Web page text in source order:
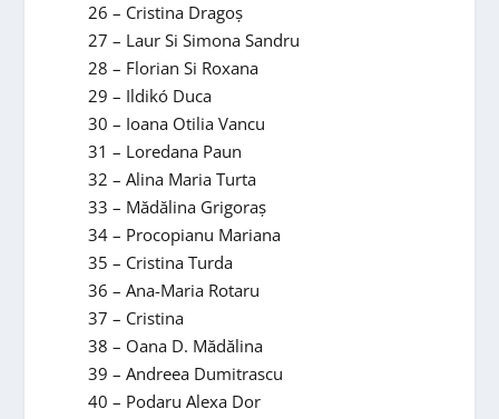
26 – Cristina Dragoş
27 – Laur Si Simona Sandru
28 – Florian Si Roxana
29 – Ildikó Duca
30 – Ioana Otilia Vancu
31 – Loredana Paun
32 – Alina Maria Turta
33 – Mădălina Grigoraş
34 – Procopianu Mariana
35 – Cristina Turda
36 – Ana-Maria Rotaru
37 – Cristina
38 – Oana D. Mădălina
39 – Andreea Dumitrascu
40 – Podaru Alexa Dor